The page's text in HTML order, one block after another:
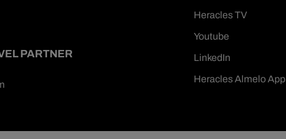
PARTNER
Heracles TV
Youtube
LinkedIn
Heracles Almelo App